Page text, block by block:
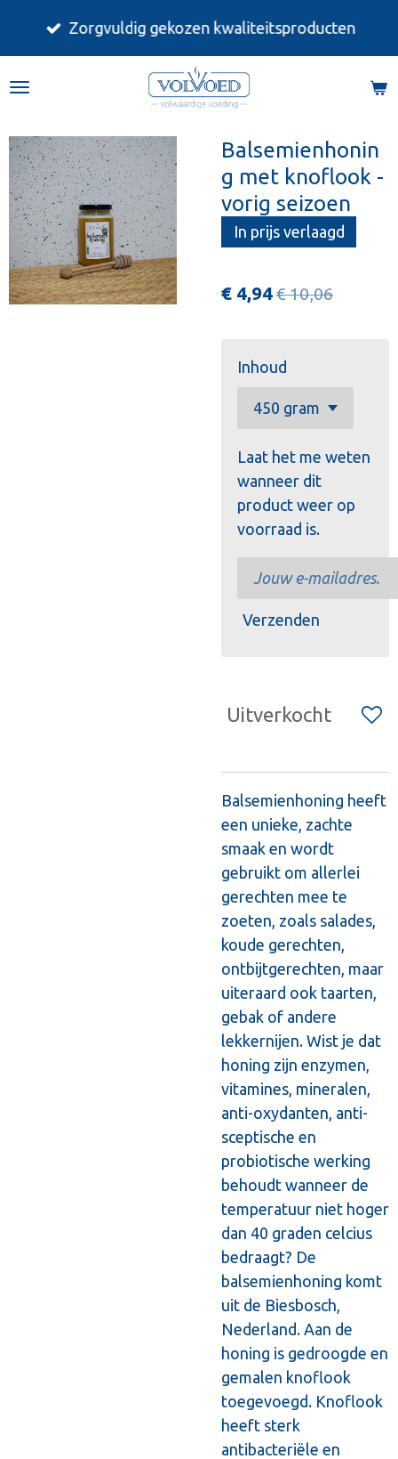
de
Zorgvuldig gekozen kwaliteitsproducten
Balsemienhonin
g met knoflook -
vorig seizoen
In prijs verlaagd
€ 4,94€ 10,06
Inhoud
Laat het me weten
wanneer dit
product weer op
voorraad is.
Verzenden
Uitverkocht
Balsemienhoning heeft
een unieke, zachte
smaak en wordt
gebruikt om allerlei
gerechten mee te
zoeten, zoals salades,
koude gerechten,
ontbijtgerechten, maar
uiteraard ook taarten,
gebak of andere
lekkernijen. Wist je dat
honing zijn enzymen,
vitamines, mineralen,
anti-oxydanten, anti-
sceptische en
probiotische werking
behoudt wanneer de
temperatuur niet hoger
dan 40 graden celcius
bedraagt? De
balsemienhoning komt
uit de Biesbosch,
Nederland. Aan de
honing is gedroogde en
gemalen knoflook
toegevoegd. Knoflook
heeft sterk
antibacteriële en